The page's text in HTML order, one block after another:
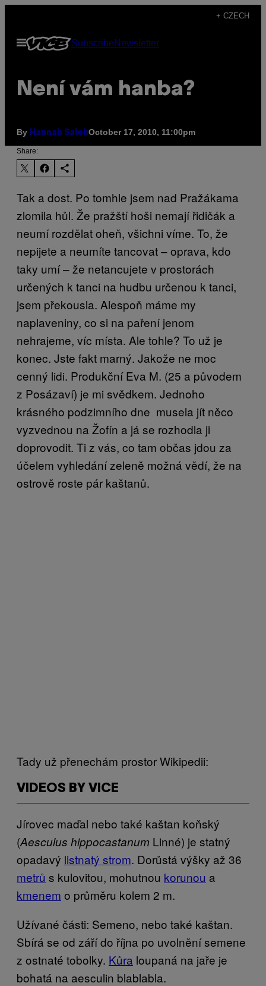
content
+ CZECH
Open
Menu
SubscribeNewsletter
Není vám hanba?
By Hannah SalehOctober 17, 2010, 11:00pm
Share:
Tak a dost. Po tomhle jsem nad Pražákama
zlomila hůl. Že pražští hoši nemají řidičák a
neumí rozdělat oheň, všichni víme. To, že
nepijete a neumíte tancovat – oprava, kdo
taky umí – že netancujete v prostorách
určených k tanci na hudbu určenou k tanci,
jsem překousla. Alespoň máme my
naplaveniny, co si na paření jenom
nehrajeme, víc místa. Ale tohle? To už je
konec. Jste fakt marný. Jakože ne moc
cenný lidi. Produkční Eva M. (25 a původem
z Posázaví) je mi svědkem. Jednoho
krásného podzimního dne musela jít něco
vyzvednou na Žofín a já se rozhodla ji
doprovodit. Ti z vás, co tam občas jdou za
účelem vyhledání zeleně možná vědí, že na
ostrově roste pár kaštanů.
Tady už přenechám prostor Wikipedii:
VIDEOS BY VICE
Jírovec maďal nebo také kaštan koňský
(Aesculus hippocastanum Linné) je statný
opadavý listnatý strom. Dorůstá výšky až 36
metrů s kulovitou, mohutnou korunou a
kmenem o průměru kolem 2 m.
Užívané části: Semeno, nebo také kaštan.
Sbírá se od září do října po uvolnění semene
z ostnaté tobolky. Kůra loupaná na jaře je
bohatá na aesculin blablabla.